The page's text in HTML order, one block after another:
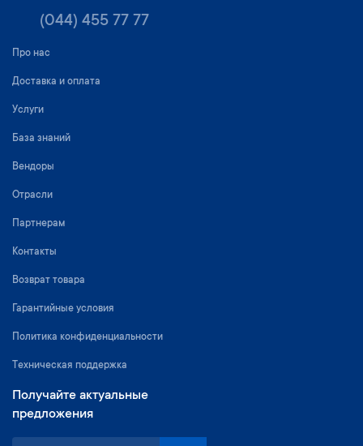
(044) 455 77 77
Про нас
Доставка и оплата
Услуги
База знаний
Вендоры
Отрасли
Партнерам
Контакты
Возврат товара
Гарантийные условия
Политика конфиденциальности
Техническая поддержка
Получайте актуальные
предложения